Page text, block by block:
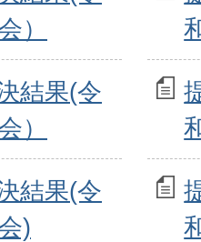
）
結果(令
）
結果(令
)